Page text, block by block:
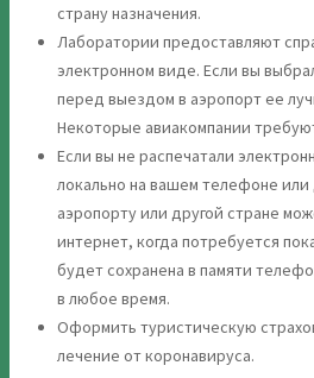
страну назначения.
Лаборатории предоставляют
электронном виде. Если вы
перед выездом в аэропорт ее
Некоторые авиакомпании
Если вы не распечатали
локально на вашем телефоне или
аэропорту или другой стране
интернет, когда потребуется
будет сохранена в памяти
в любое время.
Оформить туристическую
лечение от коронавируса.